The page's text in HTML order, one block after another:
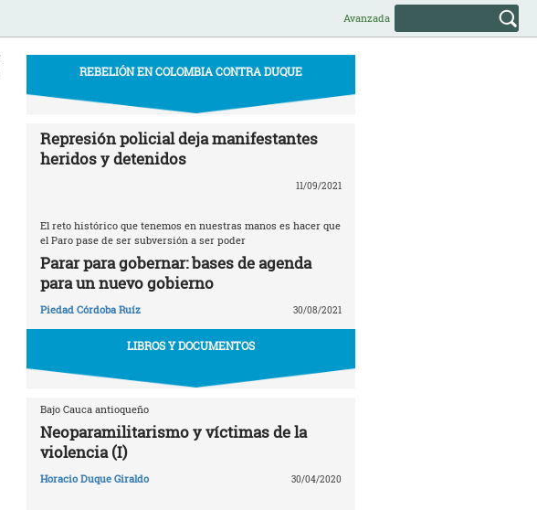
Avanzada
REBELIÓN EN COLOMBIA CONTRA DUQUE
Represión policial deja manifestantes
heridos y detenidos
11/09/2021
El reto histórico que tenemos en nuestras manos es hacer que
el Paro pase de ser subversión a ser poder
Parar para gobernar: bases de agenda
para un nuevo gobierno
Piedad Córdoba Ruíz 30/08/2021
LIBROS Y DOCUMENTOS
Bajo Cauca antioqueño
Neoparamilitarismo y víctimas de la
violencia (I)
Horacio Duque Giraldo 30/04/2020